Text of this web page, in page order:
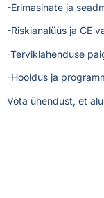
-Erimasinate ja
-Riskianalüüs ja CE
-Terviklahenduse
-Hooldus ja
Võta ühendust, et